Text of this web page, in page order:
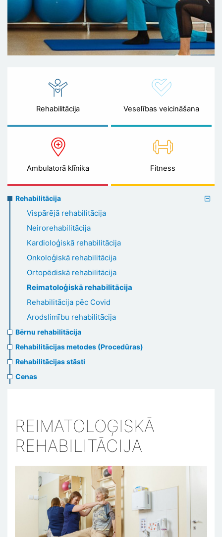
Rehabilitācija Veselības veicināšana
Ambulatorā klīnika Fitness
Rehabilitation
menu
Rehabilitācija
Vispārējā rehabilitācija
Neirorehabilitācija
Kardioloģiskā rehabilitācija
Onkoloģiskā rehabilitācija
Ortopēdiskā rehabilitācija
Reimatoloģiskā rehabilitācija
Rehabilitācija pēc Covid
Arodslimību rehabilitācija
Bērnu rehabilitācija
Rehabilitācijas metodes (Procedūras)
Rehabilitācijas stāsti
Cenas
REIMATOLOĢISKĀ
REHABILITĀCIJA